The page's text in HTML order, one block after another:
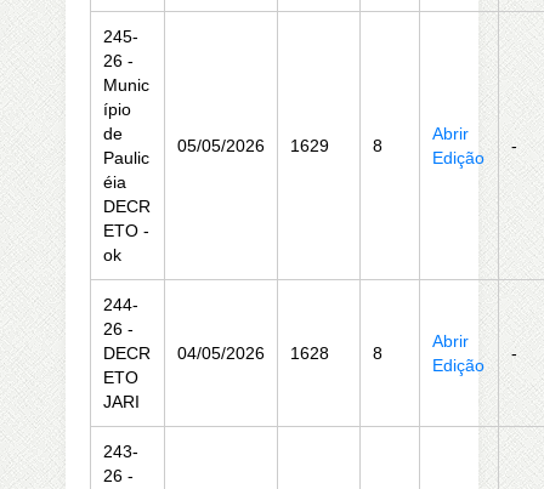
245-
26 -
Munic
ípio
de
Paulic
éia
DECR
ETO -
ok
05/05/2026 1629 8
Abrir
Edição
-
244-
26 -
DECR
ETO
JARI
04/05/2026 1628 8
Abrir
Edição
-
243-
26 -